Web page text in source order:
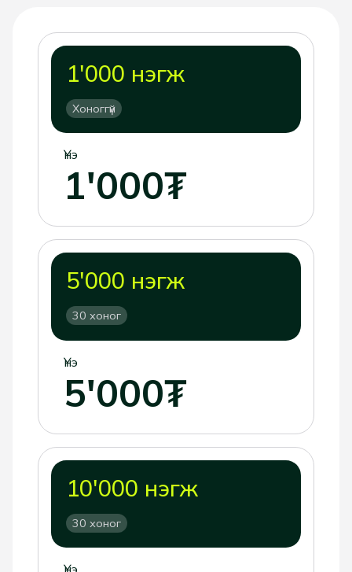
1'000 нэгж
Хоноггүй
Үнэ
1'000₮
5'000 нэгж
30 хоног
Үнэ
5'000₮
10'000 нэгж
30 хоног
Үнэ